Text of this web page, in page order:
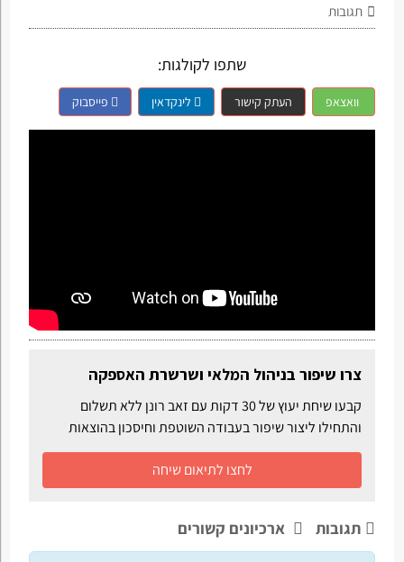
תגובות
שתפו לקולגות:
וואצאפ העתק קישור לינקדאין פייסבוק
צרו שיפור בניהול המלאי ושרשרת האספקה
קבעו שיחת יעוץ של 30 דקות עם זאב רונן ללא תשלום
והתחילו ליצור שיפור בעבודה השוטפת וחיסכון בהוצאות
לחצו לתיאום שיחה
תגובות ארכיונים קשורים